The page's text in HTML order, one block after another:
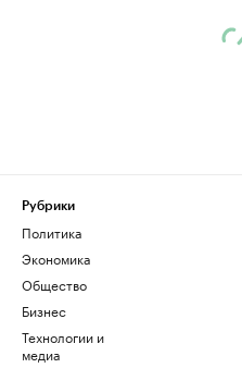
Рубрики
Политика
Экономика
Общество
Бизнес
Технологии и
медиа